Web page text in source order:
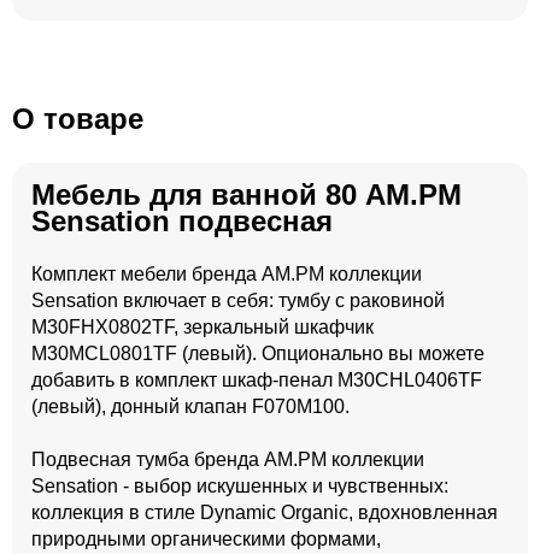
О товаре
Мебель для ванной 80 AM.PM
Sensation подвесная
Комплект мебели бренда AM.PM коллекции
Sensation включает в себя: тумбу с раковиной
M30FHX0802TF, зеркальный шкафчик
M30MCL0801TF (левый). Опционально вы можете
добавить в комплект шкаф-пенал M30CHL0406TF
(левый), донный клапан F070M100.
Подвесная тумба бренда AM.PM коллекции
Sensation - выбор искушенных и чувственных:
коллекция в стиле Dynamic Organic, вдохновленная
природными органическими формами,